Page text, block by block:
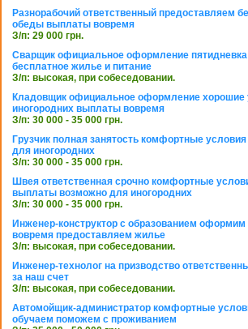
Разнорабочий ответственный предоставляем
обеды выплаты вовремя
З/п: 29 000 грн.
Сварщик официальное оформление
бесплатное жилье и питание
З/п: высокая, при собеседовании.
Кладовщик официальное оформление хорошие
иногородних выплаты вовремя
З/п: 30 000 - 35 000 грн.
Грузчик полная занятость комфортные
для иногородних
З/п: 30 000 - 35 000 грн.
Швея ответственная срочно комфортные
выплаты возможно для иногородних
З/п: 30 000 - 35 000 грн.
Инженер-конструктор с образованием
вовремя предоставляем жилье
З/п: высокая, при собеседовании.
Инженер-технолог на призводство
за наш счет
З/п: высокая, при собеседовании.
Автомойщик-администратор комфортные
обучаем поможем с проживанием